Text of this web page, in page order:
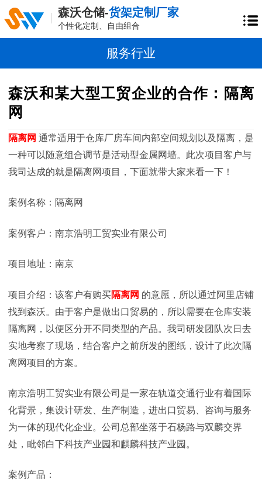
森沃仓储-货架定制厂家
个性化定制、自由组合
服务行业
森沃和某大型工贸企业的合作：隔离
网
隔离网 通常适用于仓库厂房车间内部空间规划以及隔离，是
一种可以随意组合调节是活动型金属网墙。此次项目客户与
我司达成的就是隔离网项目，下面就带大家来看一下！
案例名称：隔离网
案例客户：南京浩明工贸实业有限公司
项目地址：南京
项目介绍：该客户有购买隔离网 的意愿，所以通过阿里店铺
找到森沃。由于客户是做出口贸易的，所以需要在仓库安装
隔离网，以便区分开不同类型的产品。我司研发团队次日去
实地考察了现场，结合客户之前所发的图纸，设计了此次隔
离网项目的方案。
南京浩明工贸实业有限公司是一家在轨道交通行业有着国际
化背景，集设计研发、生产制造，进出口贸易、咨询与服务
为一体的现代化企业。公司总部坐落于石杨路与双麟交界
处，毗邻白下科技产业园和麒麟科技产业园。
案例产品：